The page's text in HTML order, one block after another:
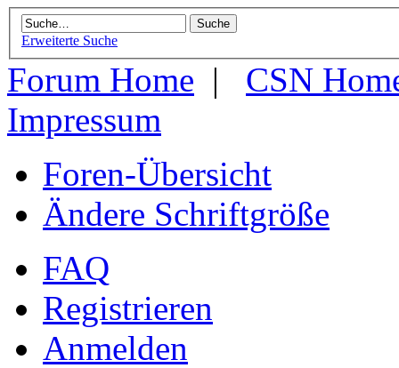
Erweiterte Suche
Forum Home | CSN
Impressum
Foren-Übersicht
Ändere Schriftgröße
FAQ
Registrieren
Anmelden